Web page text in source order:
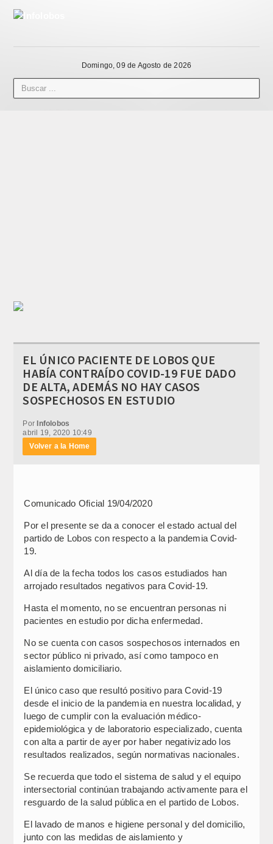
Domingo, 09 de Agosto de 2026
EL ÚNICO PACIENTE DE LOBOS QUE
HABÍA CONTRAÍDO COVID-19 FUE DADO
DE ALTA, ADEMÁS NO HAY CASOS
SOSPECHOSOS EN ESTUDIO
Por Infolobos
abril 19, 2020 10:49
Volver a la Home
Comunicado Oficial 19/04/2020
Por el presente se da a conocer el estado actual del
partido de Lobos con respecto a la pandemia Covid-
19.
Al día de la fecha todos los casos estudiados han
arrojado resultados negativos para Covid-19.
Hasta el momento, no se encuentran personas ni
pacientes en estudio por dicha enfermedad.
No se cuenta con casos sospechosos internados en
sector público ni privado, así como tampoco en
aislamiento domiciliario.
El único caso que resultó positivo para Covid-19
desde el inicio de la pandemia en nuestra localidad, y
luego de cumplir con la evaluación médico-
epidemiológica y de laboratorio especializado, cuenta
con alta a partir de ayer por haber negativizado los
resultados realizados, según normativas nacionales.
Se recuerda que todo el sistema de salud y el equipo
intersectorial continúan trabajando activamente para el
resguardo de la salud pública en el partido de Lobos.
El lavado de manos e higiene personal y del domicilio,
junto con las medidas de aislamiento y